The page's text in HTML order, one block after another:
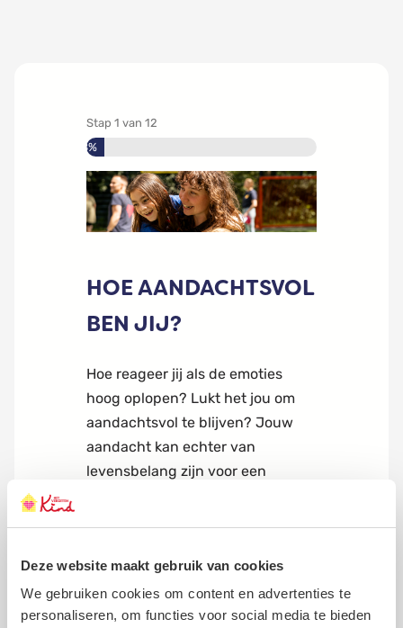
Deze website maakt gebruik van cookies
We gebruiken cookies om content en advertenties te
personaliseren, om functies voor social media te bieden
Stap 1 van 12
8%
HOE AANDACHTSVOL
BEN JIJ?
Hoe reageer jij als de emoties
hoog oplopen? Lukt het jou om
aandachtsvol te blijven? Jouw
aandacht kan echter van
levensbelang zijn voor een
goed te ontwikkelen en gelukkig
op te groeien. Na deze test weet
je beter wat de voordelen en de